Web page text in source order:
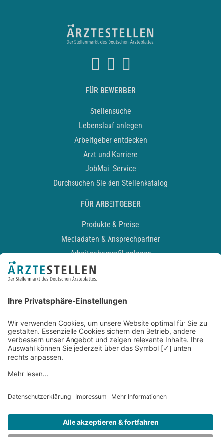
FÜR BEWERBER
Stellensuche
Lebenslauf anlegen
Arbeitgeber entdecken
Arzt und Karriere
JobMail Service
Durchsuchen Sie den Stellenkatalog
FÜR ARBEITGEBER
Produkte & Preise
Mediadaten & Ansprechpartner
Arbeitgeberprofil anlegen
Recruiting-Podcast
Kontakt
Datenschutz
Newsletter